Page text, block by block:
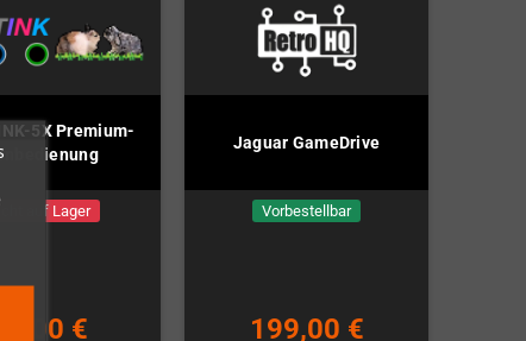
5X Premium-
auf Lager
39,00 €
Jaguar GameDrive
Vorbestellbar
199,00 €